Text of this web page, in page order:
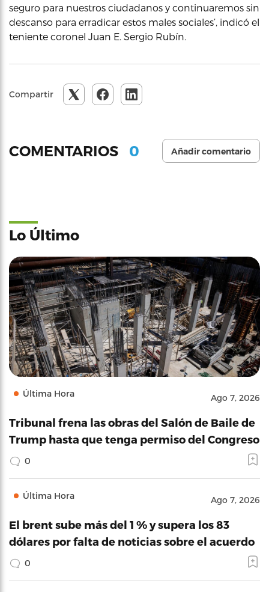
seguro para nuestros ciudadanos y continuaremos sin
descanso para erradicar estos males sociales’, indicó el
teniente coronel Juan E. Sergio Rubín.
Compartir
COMENTARIOS 0 Añadir comentario
Lo Último
Última Hora Ago 7, 2026
Tribunal frena las obras del Salón de Baile de
Trump hasta que tenga permiso del Congreso
0
Última Hora Ago 7, 2026
El brent sube más del 1 % y supera los 83
dólares por falta de noticias sobre el acuerdo
0